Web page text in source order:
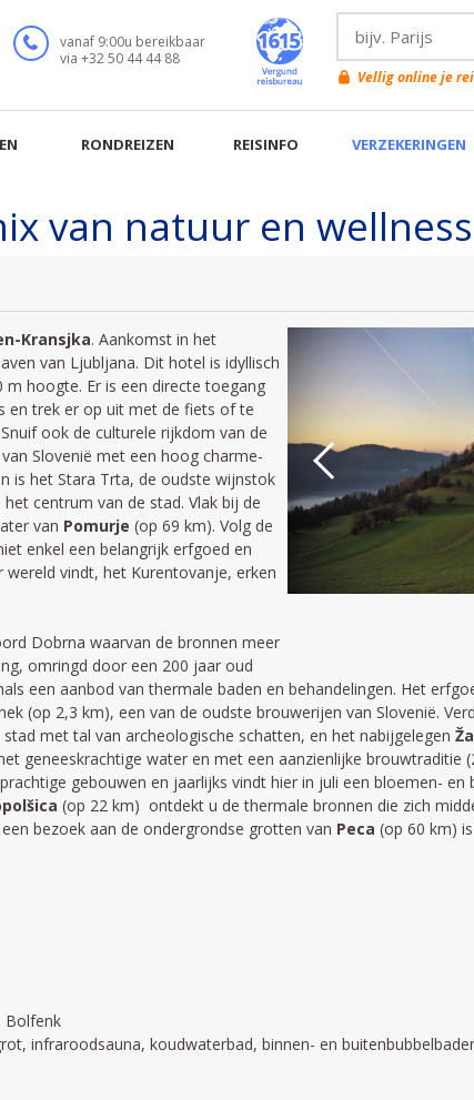
van natuur en
Kransjka. Aankomst in het
van Ljubljana. Dit hotel is idyllisch
hoogte. Er is een directe toegang
en trek er op uit met de fiets of te
Snuif ook de culturele rijkdom van de
Slovenië met een hoog charme-
is het Stara Trta, de oudste wijnstok
centrum van de stad. Vlak bij de
van Pomurje (op 69 km). Volg de
enkel een belangrijk erfgoed en
vindt, het Kurentovanje, erken
Dobrna waarvan de bronnen meer
omringd door een 200 jaar oud
een aanbod van thermale baden en behandelingen. Het
(op 2,3 km), een van de oudste brouwerijen van Slovenië.
met tal van archeologische schatten, en het nabijgelegen
geneeskrachtige water en met een aanzienlijke brouwtraditie
gebouwen en jaarlijks vindt hier in juli een bloemen- en
(op 22 km) ontdekt u de thermale bronnen die zich
bezoek aan de ondergrondse grotten van Peca (op 60 km)
Bolfenk
infraroodsauna, koudwaterbad, binnen- en